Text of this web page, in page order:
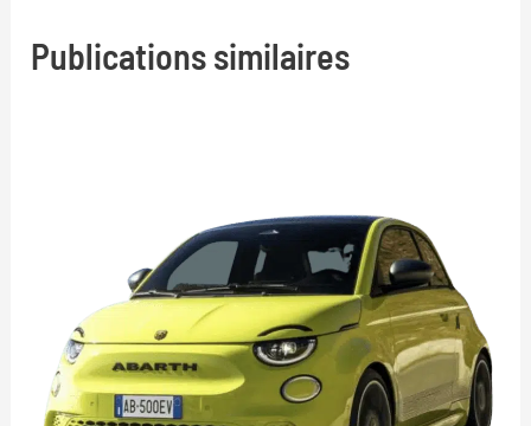
Publications similaires